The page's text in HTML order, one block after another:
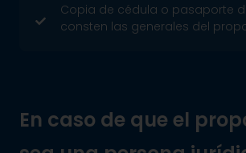
Copia de cédula o pasaporte
consten las generales del
En caso de que el